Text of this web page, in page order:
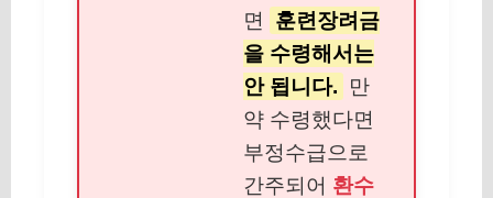
면
훈련장려금
을 수령해서는
안 됩니다.
만
약 수령했다면
부정수급으로
간주되어 환수